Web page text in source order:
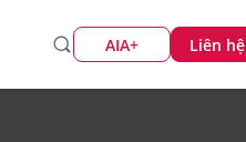
AIA+ Liên hệ